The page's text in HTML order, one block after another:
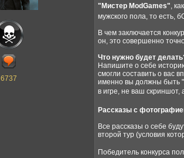
6737
"Мистер ModGames",
мужского пола, то есть,
В чем заключается
он, это совершенно
Что нужно будет
Напишите о себе
смогли составить о вас
именно вы должны быть
в игре, не ваш скриншот,
Рассказы с
Все рассказы о себе
второй тур (условия
Победитель конкурса